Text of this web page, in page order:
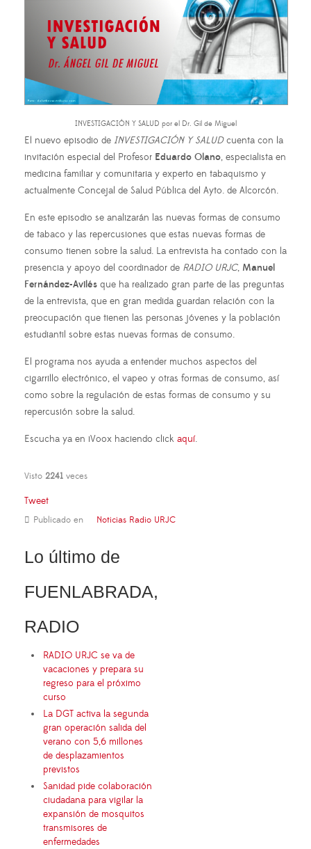
INVESTIGACIÓN Y SALUD por el Dr. Gil de Miguel
El nuevo episodio de INVESTIGACIÓN Y SALUDcuenta con la
invitación especial del Profesor Eduardo Olano, especialista en
medicina familiar y comunitaria y experto en tabaquismo y
actualmente Concejal de Salud Pública del Ayto. de Alcorcón.
En este episodio se analizarán las nuevas formas de consumo
de tabaco y las repercusiones que estas nuevas formas de
consumo tienen sobre la salud. La entrevista ha contado con la
presencia y apoyo del coordinador de RADIO URJC, Manuel
Fernández-Avilés que ha realizado gran parte de las preguntas
de la entrevista, que en gran medida guardan relación con la
preocupación que tienen las personas jóvenes y la población
estudiantil sobre estas nuevas formas de consumo.
El programa nos ayuda a entender muchos aspectos del
cigarrillo electrónico, el vapeo y otras formas de consumo, así
como sobre la regulación de estas formas de consumo y su
repercusión sobre la salud.
Escucha ya en iVoox haciendo click aquí.
Visto 2241 veces
Tweet
Publicado en Noticias Radio URJC
Lo último de
FUENLABRADA,
RADIO
RADIO URJC se va de
vacaciones y prepara su
regreso para el próximo
curso
La DGT activa la segunda
gran operación salida del
verano con 5,6 millones
de desplazamientos
previstos
Sanidad pide colaboración
ciudadana para vigilar la
expansión de mosquitos
transmisores de
enfermedades